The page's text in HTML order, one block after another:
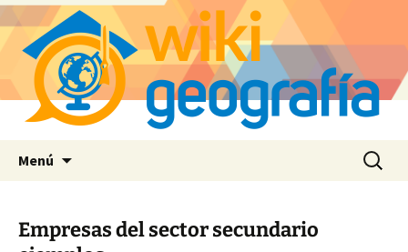
Menú Buscar:
Empresas del sector secundario